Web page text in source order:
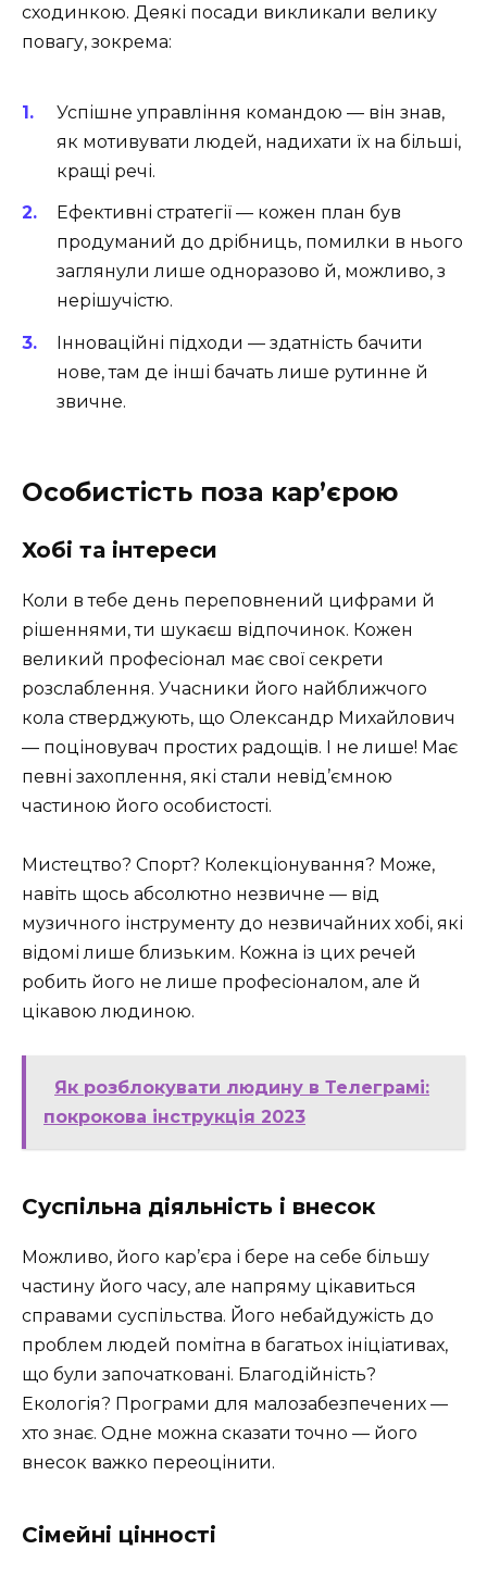
сходинкою. Деякі посади викликали велику
повагу, зокрема:
Успішне управління командою — він знав,
як мотивувати людей, надихати їх на більші,
кращі речі.
Ефективні стратегії — кожен план був
продуманий до дрібниць, помилки в нього
заглянули лише одноразово й, можливо, з
нерішучістю.
Інноваційні підходи — здатність бачити
нове, там де інші бачать лише рутинне й
звичне.
Особистість поза кар’єрою
Хобі та інтереси
Коли в тебе день переповнений цифрами й
рішеннями, ти шукаєш відпочинок. Кожен
великий професіонал має свої секрети
розслаблення. Учасники його найближчого
кола стверджують, що Олександр Михайлович
— поціновувач простих радощів. І не лише! Має
певні захоплення, які стали невід’ємною
частиною його особистості.
Мистецтво? Спорт? Колекціонування? Може,
навіть щось абсолютно незвичне — від
музичного інструменту до незвичайних хобі, які
відомі лише близьким. Кожна із цих речей
робить його не лише професіоналом, але й
цікавою людиною.
Як розблокувати людину в Телеграмі:
покрокова інструкція 2023
Суспільна діяльність і внесок
Можливо, його кар’єра і бере на себе більшу
частину його часу, але напряму цікавиться
справами суспільства. Його небайдужість до
проблем людей помітна в багатьох ініціативах,
що були започатковані. Благодійність?
Екологія? Програми для малозабезпечених —
хто знає. Одне можна сказати точно — його
внесок важко переоцінити.
Сімейні цінності